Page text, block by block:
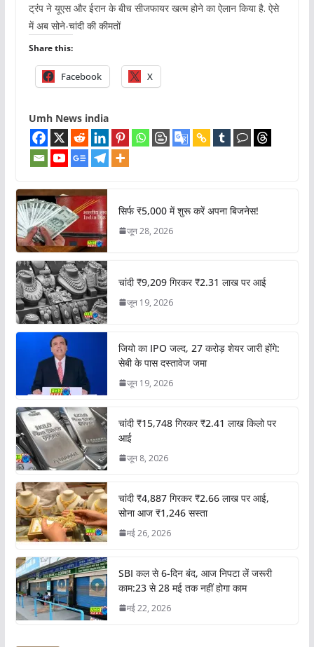
ट्रंप ने यूएस और ईरान के बीच सीजफायर खत्म होने का ऐलान किया है. ऐसे
में अब सोने-चांदी की कीमतों
Share this:
Facebook X
Umh News india
सिर्फ ₹5,000 में शुरू करें अपना बिजनेस!
जून 28, 2026
चांदी ₹9,209 गिरकर ₹2.31 लाख पर आई
जून 19, 2026
जियो का IPO जल्द, 27 करोड़ शेयर जारी होंगे:
सेबी के पास दस्तावेज जमा
जून 19, 2026
चांदी ₹15,748 गिरकर ₹2.41 लाख किलो पर
आई
जून 8, 2026
चांदी ₹4,887 गिरकर ₹2.66 लाख पर आई,
सोना आज ₹1,246 सस्ता
मई 26, 2026
SBI कल से 6-दिन बंद, आज निपटा लें जरूरी
काम:23 से 28 मई तक नहीं होगा काम
मई 22, 2026